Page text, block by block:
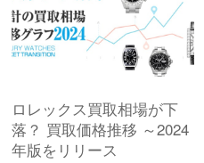
ロレックス買取相場が下
落？ 買取価格推移 ～2024
年版をリリース